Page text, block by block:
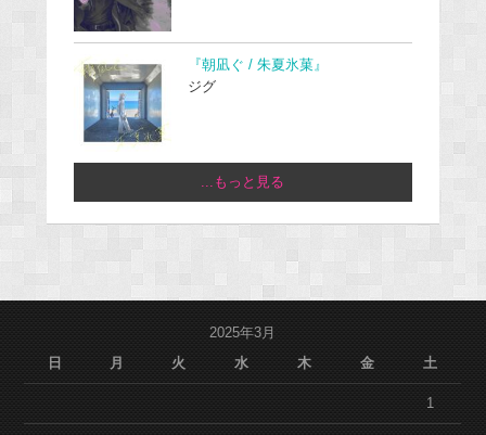
『朝凪ぐ / 朱夏氷菓』
ジグ
...もっと見る
2025年3月
日
月 火 水 木 金 土
1